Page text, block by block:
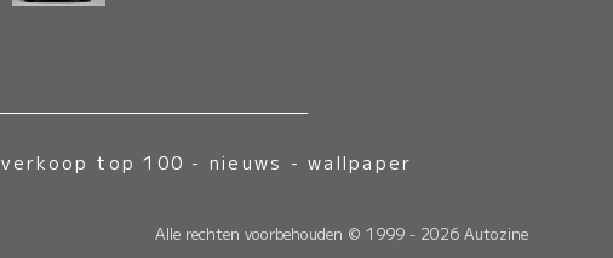
verkoop top 100 - nieuws -wallpaper
Alle rechten voorbehouden © 1999 - 2026 Autozine